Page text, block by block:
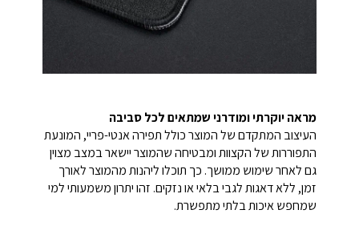
מראה יוקרתי ומודרני שמתאים לכל סביבה
העיצוב המתקדם של המוצר כולל תפירה אנטי-פריי, המונעת
התפוררות של הקצוות ומבטיחה שהמוצר יישאר במצב מצוין
גם לאחר שימוש ממושך. כך תוכלו ליהנות מהמוצר לאורך
זמן, ללא דאגות לגבי בלאי או נזקים. זהו יתרון משמעותי למי
שמחפש איכות בלתי מתפשרת.